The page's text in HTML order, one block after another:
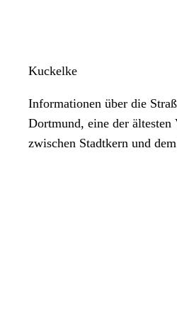
Kuckelke
Informationen über die
Dortmund, eine der ältesten
zwischen Stadtkern und